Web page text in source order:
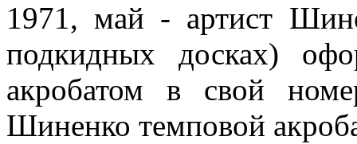
1971, май - артист
подкидных досках)
акробатом в свой
Шиненко темповой